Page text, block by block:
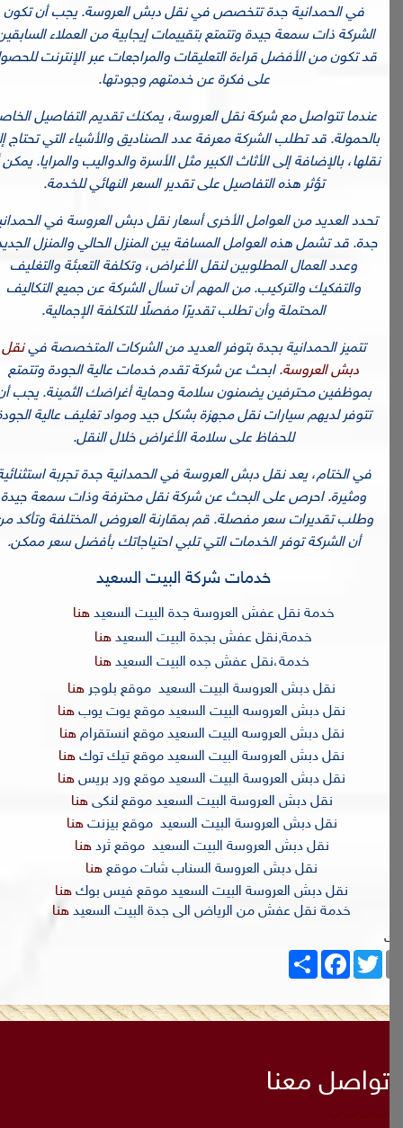
في الحمدانية جدة تتخصص في نقل دبش العروسة. يجب أن تكون
الشركة ذات سمعة جيدة وتتمتع بتقييمات إيجابية من العملاء السابقين.
قد تكون من الأفضل قراءة التعليقات والمراجعات عبر الإنترنت للحصول
على فكرة عن خدمتهم وجودتها.
عندما تتواصل مع شركة نقل العروسة، يمكنك تقديم التفاصيل الخاصة
بالحمولة. قد تطلب الشركة معرفة عدد الصناديق والأشياء التي تحتاج إلى
نقلها، بالإضافة إلى الأثاث الكبير مثل الأسرة والدواليب والمرايا. يمكن أن
تؤثر هذه التفاصيل على تقدير السعر النهائي للخدمة.
تحدد العديد من العوامل الأخرى أسعار نقل دبش العروسة في الحمدانية
جدة. قد تشمل هذه العوامل المسافة بين المنزل الحالي والمنزل الجديد،
وعدد العمال المطلوبين لنقل الأغراض، وتكلفة التعبئة والتغليف
والتفكيك والتركيب. من المهم أن تسأل الشركة عن جميع التكاليف
المحتملة وأن تطلب تقديرًا مفصلًا للتكلفة الإجمالية.
تتميز الحمدانية بجدة بتوفر العديد من الشركات المتخصصة فينقل
دبش العروسة. ابحث عن شركة تقدم خدمات عالية الجودة وتتمتع
بموظفين محترفين يضمنون سلامة وحماية أغراضك الثمينة. يجب أن
تتوفر لديهم سيارات نقل مجهزة بشكل جيد ومواد تغليف عالية الجودة
للحفاظ على سلامة الأغراض خلال النقل.
في الختام، يعد نقل دبش العروسة في الحمدانية جدة تجربة استثنائية
ومثيرة. احرص على البحث عن شركة نقل محترفة وذات سمعة جيدة
وطلب تقديرات سعر مفصلة. قم بمقارنة العروض المختلفة وتأكد من
أن الشركة توفر الخدمات التي تلبي احتياجاتك بأفضل سعر ممكن.
خدمات شركة البيت السعيد
خدمة نقل عفش العروسة جدة البيت السعيدهنا
خدمة,نقل عفش بجدةالبيت السعيد هنا
خدمة،نقل عفش جدهالبيت السعيد هنا
نقل دبش العروسة البيت السعيد موقع بلوجرهنا
نقل دبش العروسه البيت السعيد موقع يوت يوبهنا
نقل دبش العروسه البيت السعيد موقع انستقرامهنا
نقل دبش العروسة البيت السعيد موقع تيك توكهنا
نقل دبش العروسة البيت السعيد موقع ورد بريسهنا
نقل دبش العروسة البيت السعيد موقع لنكىهنا
نقل دبش العروسة البيت السعيد موقع بيزنتهنا
نقل دبش العروسة البيت السعيد موقع ثردهنا
نقل دبش العروسة السناب شات موقعهنا
نقل دبش العروسة البيت السعيد موقع فيس بوكهنا
خدمةنقل عفش من الرياض الى جدةالبيت السعيد هنا
Share
FacebookTwitter
تواصل معنا